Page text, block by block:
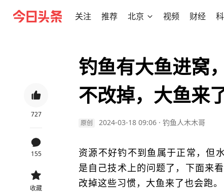
关注 推荐 北京 视频 财经
727
155
收藏
钓鱼有大鱼进窝
不改掉，大鱼来
原创 2024-03-18 09:06 · 钓鱼人木木哥
资源不好钓不到鱼属于正常，但
是自己技术上的问题了，下面来
改掉这些习惯，大鱼来了也会跑。